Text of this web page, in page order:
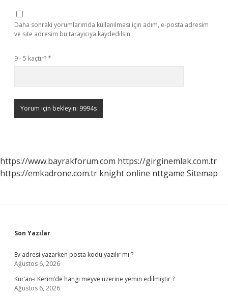
Daha sonraki yorumlarımda kullanılması için adım, e-posta adresim
ve site adresim bu tarayıcıya kaydedilsin.
9 - 5 kaçtır?*
https://www.bayrakforum.com https://girginemlak.com.tr
https://emkadrone.com.tr knight online nttgame Sitemap
Sidebar
Son Yazılar
Ev adresi yazarken posta kodu yazılır mı ?
Ağustos 6, 2026
Kur’an-ı Kerim’de hangi meyve üzerine yemin edilmiştir ?
Ağustos 6, 2026